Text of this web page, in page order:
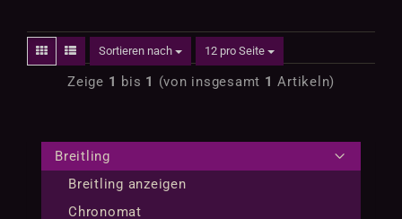
Sortieren nach 12 pro Seite
Zeige 1 bis 1 (von insgesamt 1 Artikeln)
Breitling
Breitling anzeigen
Chronomat